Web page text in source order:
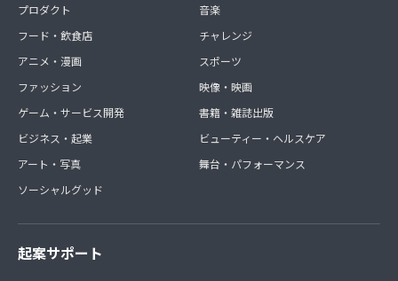
プロダクト
フード・飲食店
アニメ・漫画
ファッション
ゲーム・サービス開発
ビジネス・起業
アート・写真
ソーシャルグッド
音楽
チャレンジ
スポーツ
映像・映画
書籍・雑誌出版
ビューティー・ヘルスケア
舞台・パフォーマンス
起案サポート